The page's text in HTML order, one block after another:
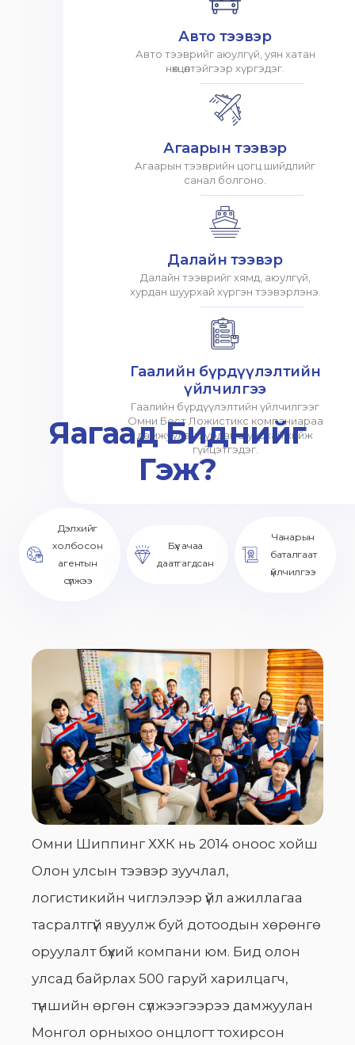
Авто тээвэр
Авто тээврийг аюулгүй, уян хатан
нөхцөлтэйгээр хүргэдэг.
Агаарын тээвэр
Агаарын тээврийн цогц шийдлийг
санал болгоно.
Далайн тээвэр
Далайн тээврийг хямд, аюулгүй,
хурдан шуурхай хүргэн тээвэрлэнэ.
Гаалийн бүрдүүлэлтийн
үйлчилгээ
Гаалийн бүрдүүлэлтийн үйлчилгээг
Омни Бест Ложистикс компаниараа
дамжуулан хурдан шуурхай хийж
гүйцэтгэдэг.
Яагаад Биднийг
Гэж?
Дэлхийг
холбосон
агентын
сүлжээ
Бүх ачаа
даатгагдсан
Чанарын
баталгаат
үйлчилгээ
Омни Шиппинг ХХК нь 2014 оноос хойш
Олон улсын тээвэр зуучлал,
логистикийн чиглэлээр үйл ажиллагаа
тасралтгүй явуулж буй дотоодын хөрөнгө
оруулалт бүхий компани юм. Бид олон
улсад байрлах 500 гаруй харилцагч,
түншийн өргөн сүлжээгээрээ дамжуулан
Монгол орныхоо онцлогт тохирсон